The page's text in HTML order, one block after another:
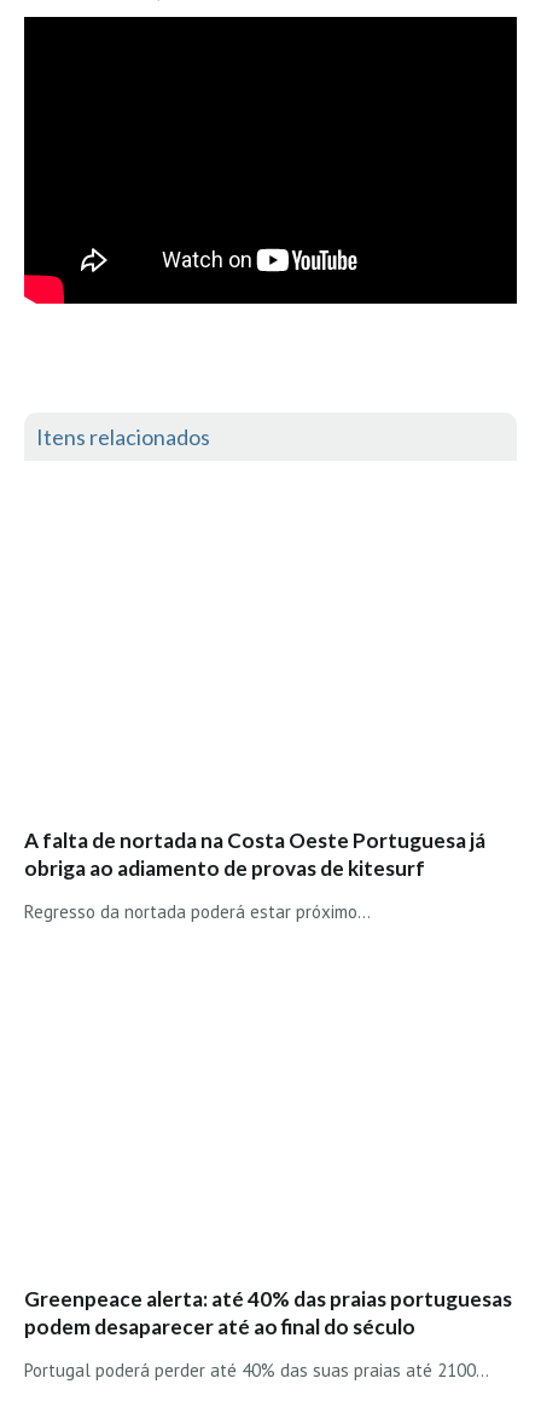
Itens relacionados
A falta de nortada na Costa Oeste Portuguesa já
obriga ao adiamento de provas de kitesurf
Regresso da nortada poderá estar próximo...
Greenpeace alerta: até 40% das praias portuguesas
podem desaparecer até ao final do século
Portugal poderá perder até 40% das suas praias até 2100…